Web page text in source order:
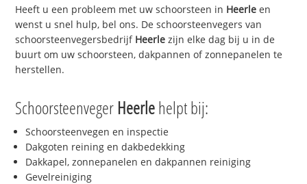
Heeft u een probleem met uw schoorsteen in Heerle en
wenst u snel hulp, bel ons. De schoorsteenvegers van
schoorsteenvegersbedrijf Heerle zijn elke dag bij u in de
buurt om uw schoorsteen, dakpannen of zonnepanelen te
herstellen.
Schoorsteenveger Heerlehelpt bij:
Schoorsteenvegen en inspectie
Dakgoten reining en dakbedekking
Dakkapel, zonnepanelen en dakpannen reiniging
Gevelreiniging